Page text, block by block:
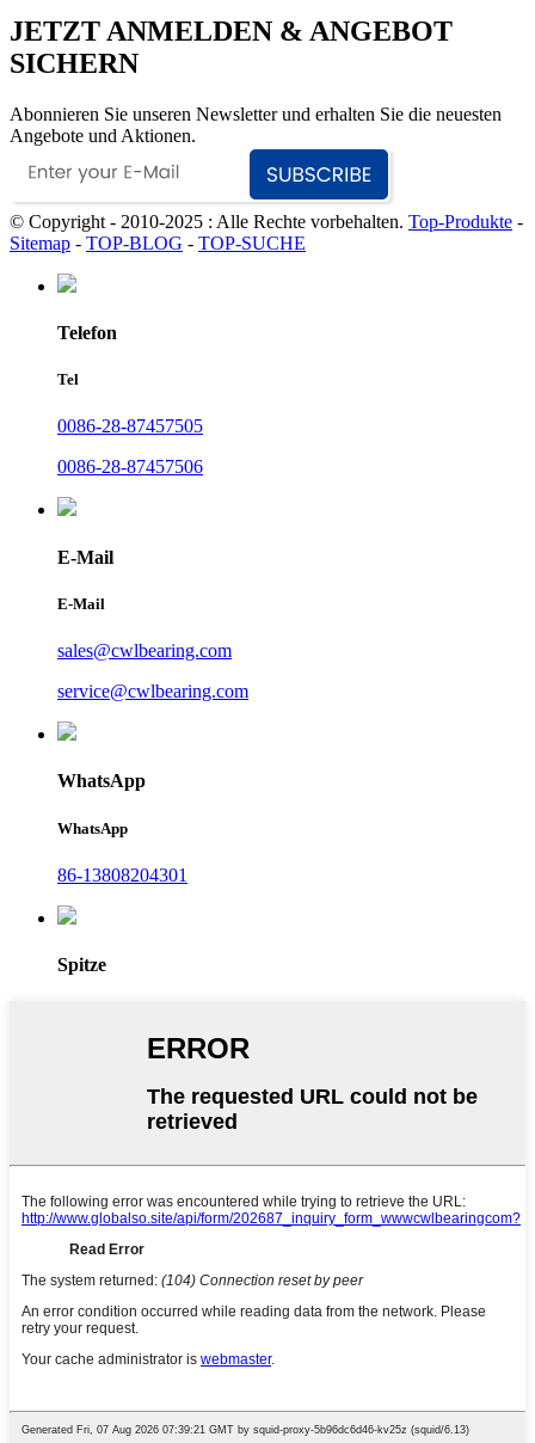
JETZT ANMELDEN & ANGEBOT
SICHERN
Abonnieren Sie unseren Newsletter und erhalten Sie die neuesten
Angebote und Aktionen.
© Copyright - 2010-2025 : Alle Rechte vorbehalten. Top-Produkte -
Sitemap - TOP-BLOG - TOP-SUCHE
Telefon
Tel
0086-28-87457505
0086-28-87457506
E-Mail
E-Mail
sales@cwlbearing.com
service@cwlbearing.com
WhatsApp
WhatsApp
86-13808204301
Spitze